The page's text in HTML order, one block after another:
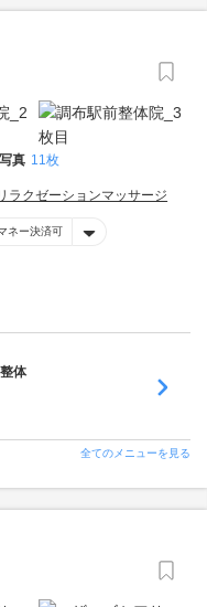
写真 11枚
ラクゼーションマッサージ
ネー決済可
体
全てのメニューを見る